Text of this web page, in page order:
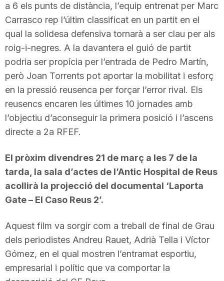
a 6 els punts de distància, l’equip entrenat per Marc
Carrasco rep l’últim classificat en un partit en el
qual la solidesa defensiva tornarà a ser clau per als
roig-i-negres. A la davantera el guió de partit
podria ser propícia per l’entrada de Pedro Martín,
però Joan Torrents pot aportar la mobilitat i esforç
en la pressió reusenca per forçar l’error rival. Els
reusencs encaren les últimes 10 jornades amb
l’objectiu d’aconseguir la primera posició i l’ascens
directe a 2a RFEF.
El pròxim divendres 21 de març a les 7 de la
tarda, la sala d’actes de l’Antic Hospital de Reus
acollirà la projecció del documental ‘Laporta
Gate – El Caso Reus 2’.
Aquest film va sorgir com a treball de final de Grau
dels periodistes Andreu Rauet, Adrià Tella i Víctor
Gómez, en el qual mostren l’entramat esportiu,
empresarial i polític que va comportar la